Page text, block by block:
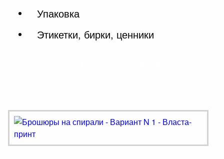
Упаковка
Этикетки, бирки, ценники